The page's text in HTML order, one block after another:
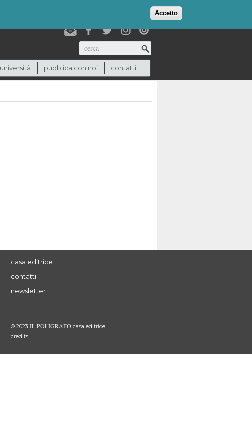
Accetto
(0)
Cerca
università pubblica con noi contatti
casa editrice
contatti
newsletter
© 2023 IL POLIGRAFO casa editrice
credits